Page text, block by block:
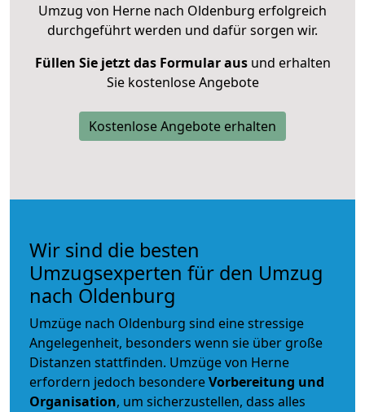
Umzug von Herne nach Oldenburg erfolgreich
durchgeführt werden und dafür sorgen wir.
Füllen Sie jetzt das Formular ausund erhalten
Sie kostenlose Angebote
Kostenlose Angebote erhalten
Wir sind die besten
Umzugsexperten für den Umzug
nach Oldenburg
Umzüge nach Oldenburg sind eine stressige
Angelegenheit, besonders wenn sie über große
Distanzen stattfinden. Umzüge von Herne
erfordern jedoch besondereVorbereitung und
Organisation, um sicherzustellen, dass alles